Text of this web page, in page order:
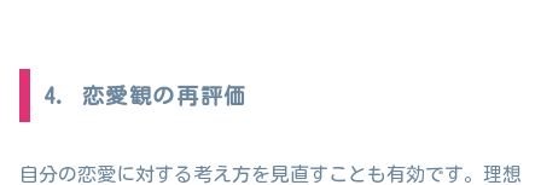
4. 恋愛観の再評価
自分の恋愛に対する考え方を見直すことも有効です。理想